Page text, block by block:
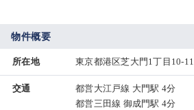
物件概要
所在地 東京都港区芝大門1丁目10-11
交通
都営大江戸線 大門駅 4分
都営三田線 御成門駅 4分